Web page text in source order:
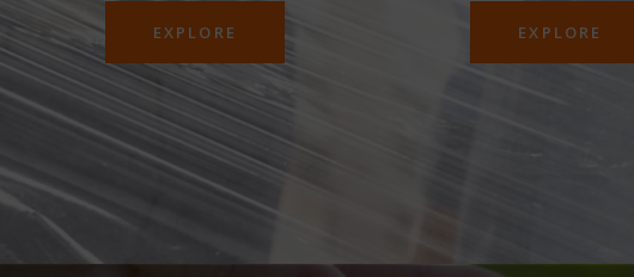
EXPLORE EXPLORE